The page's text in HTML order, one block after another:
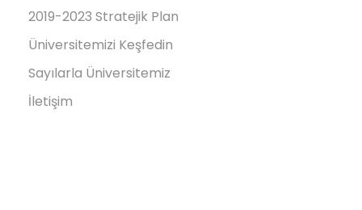
2019-2023 Stratejik Plan
Üniversitemizi Keşfedin
Sayılarla Üniversitemiz
İletişim